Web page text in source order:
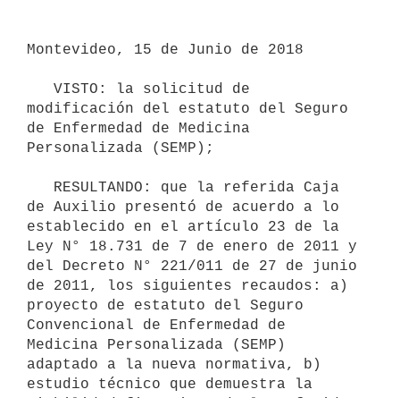
Montevideo, 15 de Junio de 2018
modificación del estatuto del Seguro
de Enfermedad de Medicina
Personalizada (SEMP);
de Auxilio presentó de acuerdo a lo
establecido en el artículo 23 de la
Ley N° 18.731 de 7 de enero de 2011 y
del Decreto N° 221/011 de 27 de junio
de 2011, los siguientes recaudos: a)
proyecto de estatuto del Seguro
Convencional de Enfermedad de
Medicina Personalizada (SEMP)
adaptado a la nueva normativa, b)
estudio técnico que demuestra la